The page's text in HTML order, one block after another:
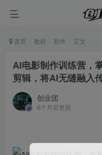
首页 教程 软件 正文
AI电影制作训练营，
剪辑，将AI无缝融入
创业团
6个月前更新